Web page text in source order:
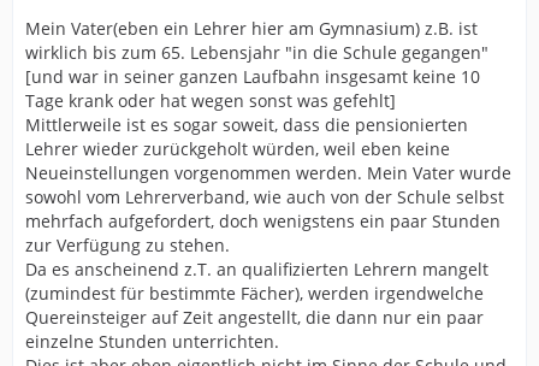
Mein Vater(eben ein Lehrer hier am Gymnasium) z.B. ist
wirklich bis zum 65. Lebensjahr "in die Schule gegangen"
[und war in seiner ganzen Laufbahn insgesamt keine 10
Tage krank oder hat wegen sonst was gefehlt]
Mittlerweile ist es sogar soweit, dass die pensionierten
Lehrer wieder zurückgeholt würden, weil eben keine
Neueinstellungen vorgenommen werden. Mein Vater wurde
sowohl vom Lehrerverband, wie auch von der Schule selbst
mehrfach aufgefordert, doch wenigstens ein paar Stunden
zur Verfügung zu stehen.
Da es anscheinend z.T. an qualifizierten Lehrern mangelt
(zumindest für bestimmte Fächer), werden irgendwelche
Quereinsteiger auf Zeit angestellt, die dann nur ein paar
einzelne Stunden unterrichten.